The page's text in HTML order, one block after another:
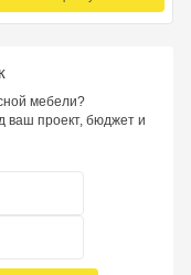
мебели?
проект, бюджет и